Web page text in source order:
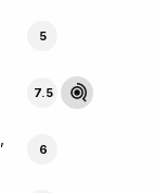
5
7.5
6